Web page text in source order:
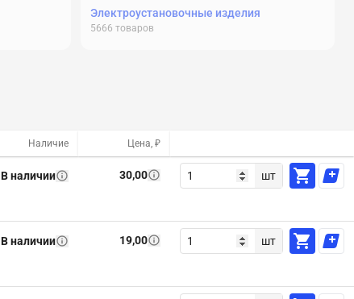
Электроустановочные изделия
5666 товаров
Наличие Цена, ₽
В наличии 30,00 шт
В наличии 19,00 шт